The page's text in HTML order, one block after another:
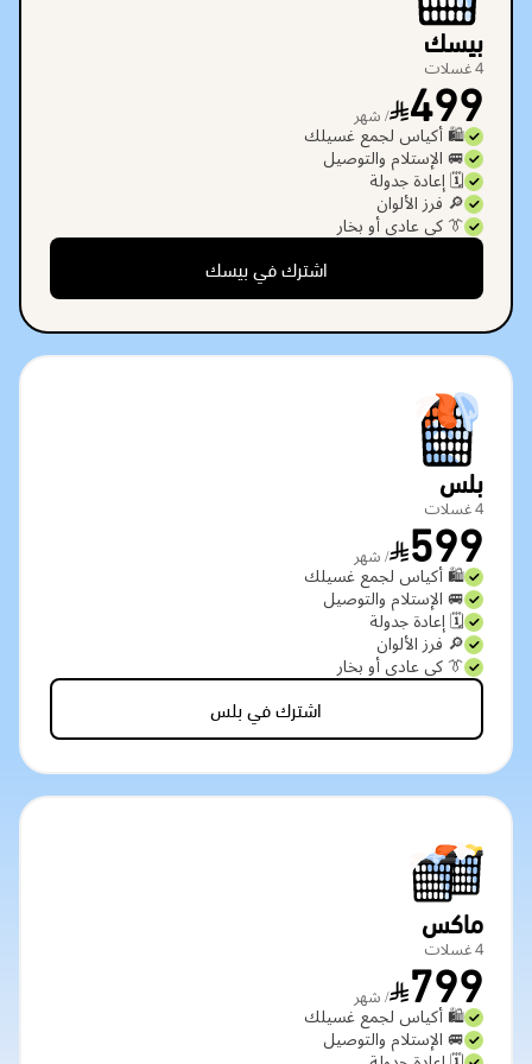
بيسك
4 غسلات
499 / شهر
🛍️ أكياس لجمع غسيلك
🚐 الإستلام والتوصيل
🗓️ إعادة جدولة
🔎 فرز الألوان
👔 كي عادي أو بخار
اشترك في بيسك
بلس
4 غسلات
599 / شهر
🛍️ أكياس لجمع غسيلك
🚐 الإستلام والتوصيل
🗓️ إعادة جدولة
🔎 فرز الألوان
👔 كي عادي أو بخار
اشترك في بلس
ماكس
4 غسلات
799 / شهر
🛍️ أكياس لجمع غسيلك
🚐 الإستلام والتوصيل